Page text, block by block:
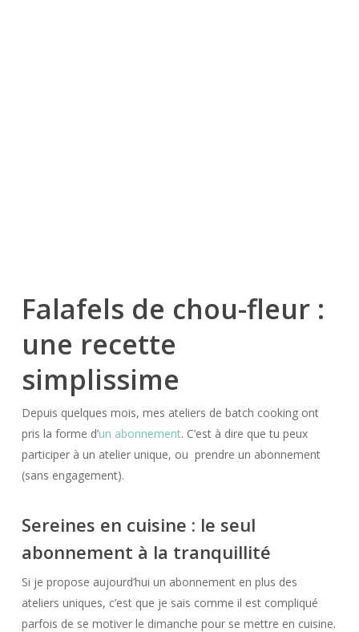
Falafels de chou-fleur :
une recette
simplissime
Depuis quelques mois, mes ateliers de batch cooking ont
pris la forme d’un abonnement. C’est à dire que tu peux
participer à un atelier unique, ou prendre un abonnement
(sans engagement).
Sereines en cuisine : le seul
abonnement à la tranquillité
Si je propose aujourd’hui un abonnement en plus des
ateliers uniques, c’est que je sais comme il est compliqué
parfois de se motiver le dimanche pour se mettre en cuisine.